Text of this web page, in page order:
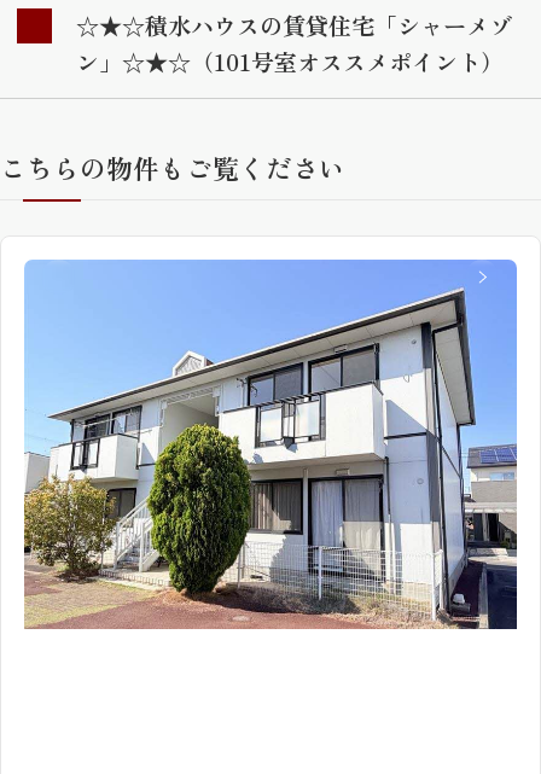
☆★☆積水ハウスの賃貸住宅「シャーメゾ
ン」☆★☆（101号室オススメポイント）
こちらの物件もご覧ください